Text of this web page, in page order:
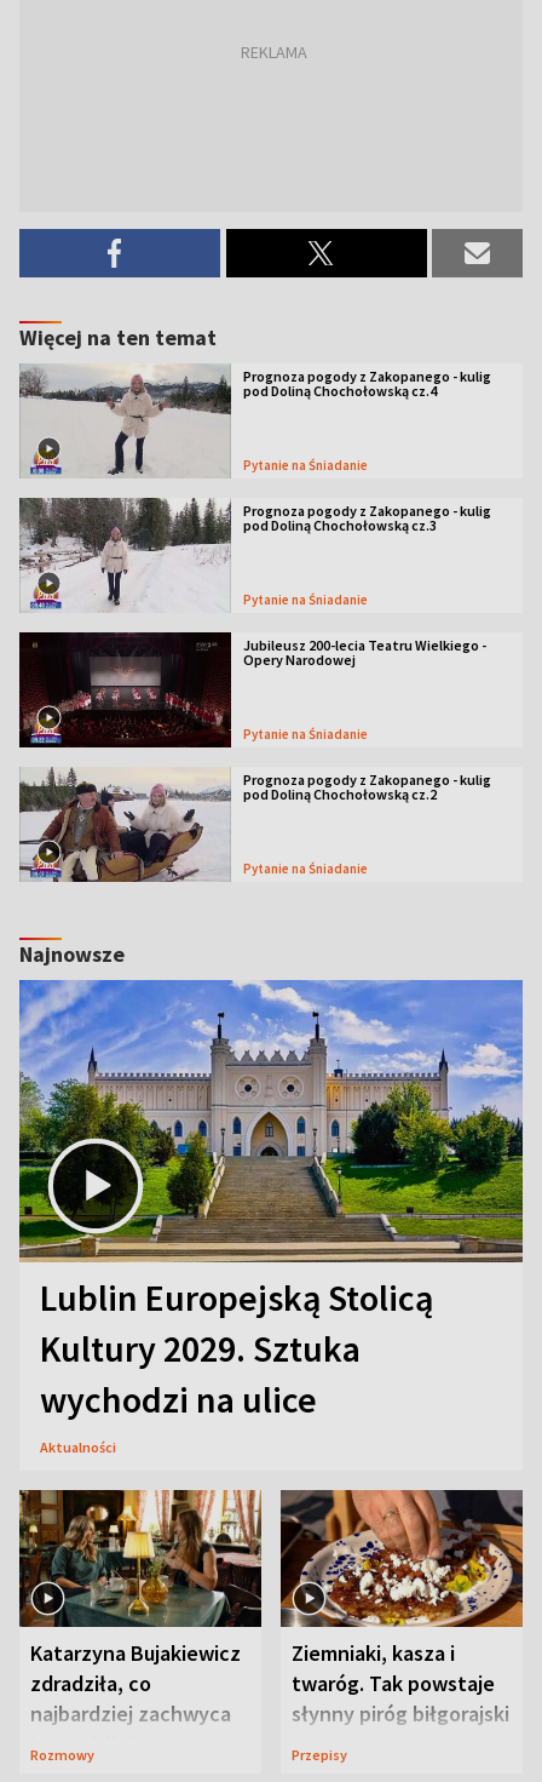
Więcej na ten temat
Prognoza pogody z Zakopanego - kulig
pod Doliną Chochołowską cz.4
Pytanie na Śniadanie
Prognoza pogody z Zakopanego - kulig
pod Doliną Chochołowską cz.3
Pytanie na Śniadanie
Jubileusz 200-lecia Teatru Wielkiego -
Opery Narodowej
Pytanie na Śniadanie
Prognoza pogody z Zakopanego - kulig
pod Doliną Chochołowską cz.2
Pytanie na Śniadanie
Najnowsze
Lublin Europejską Stolicą
Kultury 2029. Sztuka
wychodzi na ulice
Aktualności
Katarzyna Bujakiewicz
zdradziła, co
najbardziej zachwyca
ją w Lublinie
Rozmowy
Ziemniaki, kasza i
twaróg. Tak powstaje
słynny piróg biłgorajski
Przepisy